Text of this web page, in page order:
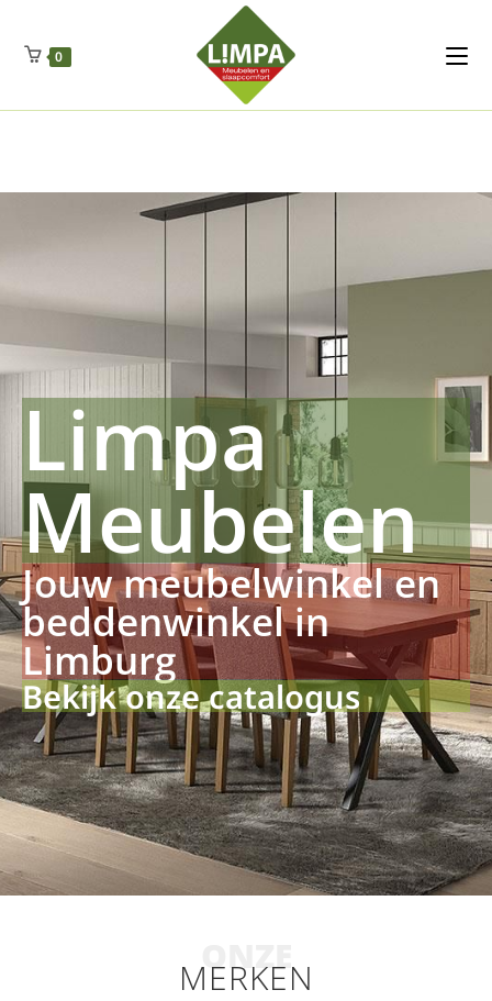
Regenschut
Drueckerpro
Fettsauren Dekemax Kapselmed
Luftkuhlen Zauberfan Netzfenste Insektensc
0
Limpa
Meubelen
Jouw meubelwinkel en
beddenwinkel in
Limburg
Bekijk onze catalogus
ONZE
MERKEN